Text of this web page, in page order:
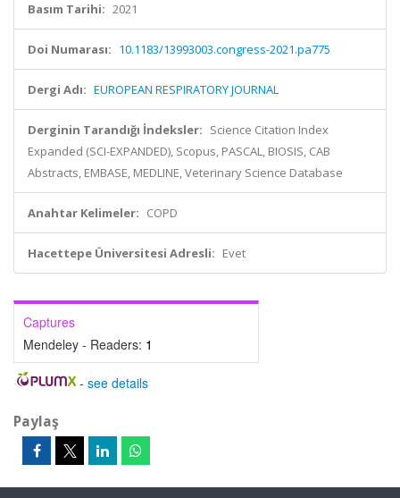
Basım Tarihi: 2021
Doi Numarası: 10.1183/13993003.congress-2021.pa775
Dergi Adı: EUROPEAN RESPIRATORY JOURNAL
Derginin Tarandığı İndeksler: Science Citation Index
Expanded (SCI-EXPANDED), Scopus, PASCAL, BIOSIS, CAB
Abstracts, EMBASE, MEDLINE, Veterinary Science Database
Anahtar Kelimeler: COPD
Hacettepe Üniversitesi Adresli: Evet
Captures
Mendeley - Readers: 1
- see details
Paylaş